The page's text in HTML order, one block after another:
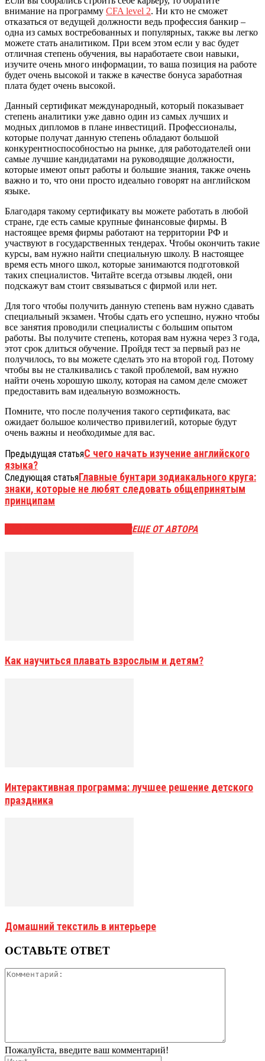
внимание на программу CFA level 2. Ни кто не сможет
отказаться от ведущей должности ведь профессия банкир –
одна из самых востребованных и популярных, также вы легко
можете стать аналитиком. При всем этом если у вас будет
отличная степень обучения, вы наработаете свои навыки,
изучите очень много информации, то ваша позиция на работе
будет очень высокой и также в качестве бонуса заработная
плата будет очень высокой.
Данный сертификат международный, который показывает
степень аналитики уже давно один из самых лучших и
модных дипломов в плане инвестиций. Профессионалы,
которые получат данную степень обладают большой
конкурентноспособностью на рынке, для работодателей они
самые лучшие кандидатами на руководящие должности,
которые имеют опыт работы и большие знания, также очень
важно и то, что они просто идеально говорят на английском
языке.
Благодаря такому сертификату вы можете работать в любой
стране, где есть самые крупные финансовые фирмы. В
настоящее время фирмы работают на территории РФ и
участвуют в государственных тендерах. Чтобы окончить такие
курсы, вам нужно найти специальную школу. В настоящее
время есть много школ, которые занимаются подготовкой
таких специалистов. Читайте всегда отзывы людей, они
подскажут вам стоит связываться с фирмой или нет.
Для того чтобы получить данную степень вам нужно сдавать
специальный экзамен. Чтобы сдать его успешно, нужно чтобы
все занятия проводили специалисты с большим опытом
работы. Вы получите степень, которая вам нужна через 3 года,
этот срок длиться обучение. Пройдя тест за первый раз не
получилось, то вы можете сделать это на второй год. Потому
чтобы вы не сталкивались с такой проблемой, вам нужно
найти очень хорошую школу, которая на самом деле сможет
предоставить вам идеальную возможность.
Помните, что после получения такого сертификата, вас
ожидает большое количество привилегий, которые будут
очень важны и необходимые для вас.
Предыдущая статьяС чего начать изучение английского
языка?
Следующая статьяГлавные бунтари зодиакального круга:
знаки, которые не любят следовать общепринятым
принципам
ЕЩЕ ОТ АВТОРА
Как научиться плавать взрослым и детям?
Интерактивная программа: лучшее решение детского
праздника
Домашний текстиль в интерьере
ОСТАВЬТЕ ОТВЕТ
Пожалуйста, введите ваш комментарий!